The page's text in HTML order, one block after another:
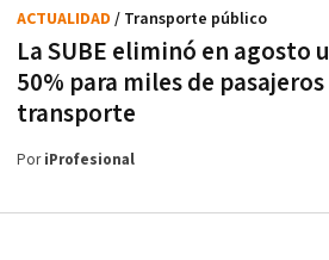
La SUBE eliminó en agosto
50% para miles de
transporte
ACTUALIDAD / Transporte público
PoriProfesional